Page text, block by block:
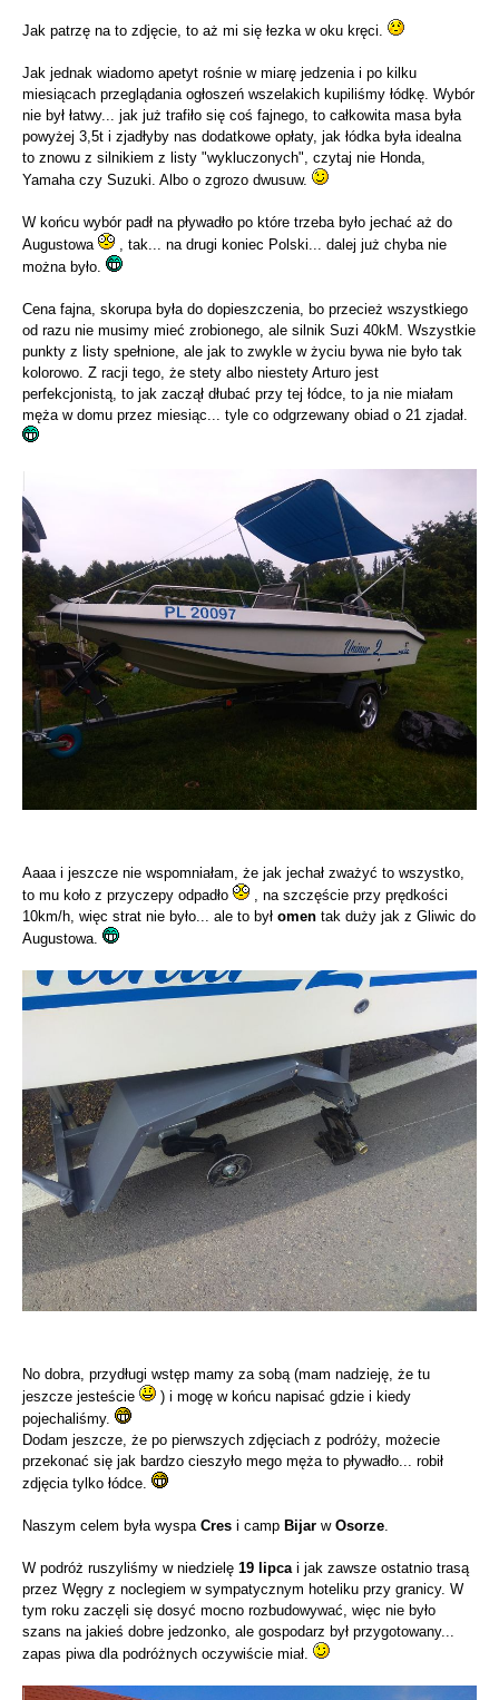
Jak patrzę na to zdjęcie, to aż mi się łezka w oku kręci.
Jak jednak wiadomo apetyt rośnie w miarę jedzenia i po kilku
miesiącach przeglądania ogłoszeń wszelakich kupiliśmy łódkę. Wybór
nie był łatwy... jak już trafiło się coś fajnego, to całkowita masa była
powyżej 3,5t i zjadłyby nas dodatkowe opłaty, jak łódka była idealna
to znowu z silnikiem z listy "wykluczonych", czytaj nie Honda,
Yamaha czy Suzuki. Albo o zgrozo dwusuw.
W końcu wybór padł na pływadło po które trzeba było jechać aż do
Augustowa
, tak... na drugi koniec Polski... dalej już chyba nie
można było.
Cena fajna, skorupa była do dopieszczenia, bo przecież wszystkiego
od razu nie musimy mieć zrobionego, ale silnik Suzi 40kM. Wszystkie
punkty z listy spełnione, ale jak to zwykle w życiu bywa nie było tak
kolorowo. Z racji tego, że stety albo niestety Arturo jest
perfekcjonistą, to jak zaczął dłubać przy tej łódce, to ja nie miałam
męża w domu przez miesiąc... tyle co odgrzewany obiad o 21 zjadał.
Aaaa i jeszcze nie wspomniałam, że jak jechał zważyć to wszystko,
to mu koło z przyczepy odpadło
, na szczęście przy prędkości
10km/h, więc strat nie było... ale to był omen tak duży jak z Gliwic do
Augustowa.
No dobra, przydługi wstęp mamy za sobą (mam nadzieję, że tu
jeszcze jesteście
) i mogę w końcu napisać gdzie i kiedy
pojechaliśmy.
Dodam jeszcze, że po pierwszych zdjęciach z podróży, możecie
przekonać się jak bardzo cieszyło mego męża to pływadło... robił
zdjęcia tylko łódce.
Naszym celem była wyspa Cres i camp Bijar w Osorze.
W podróż ruszyliśmy w niedzielę 19 lipcai jak zawsze ostatnio trasą
przez Węgry z noclegiem w sympatycznym hoteliku przy granicy. W
tym roku zaczęli się dosyć mocno rozbudowywać, więc nie było
szans na jakieś dobre jedzonko, ale gospodarz był przygotowany...
zapas piwa dla podróżnych oczywiście miał.